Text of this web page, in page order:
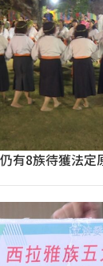
有8族待獲法定